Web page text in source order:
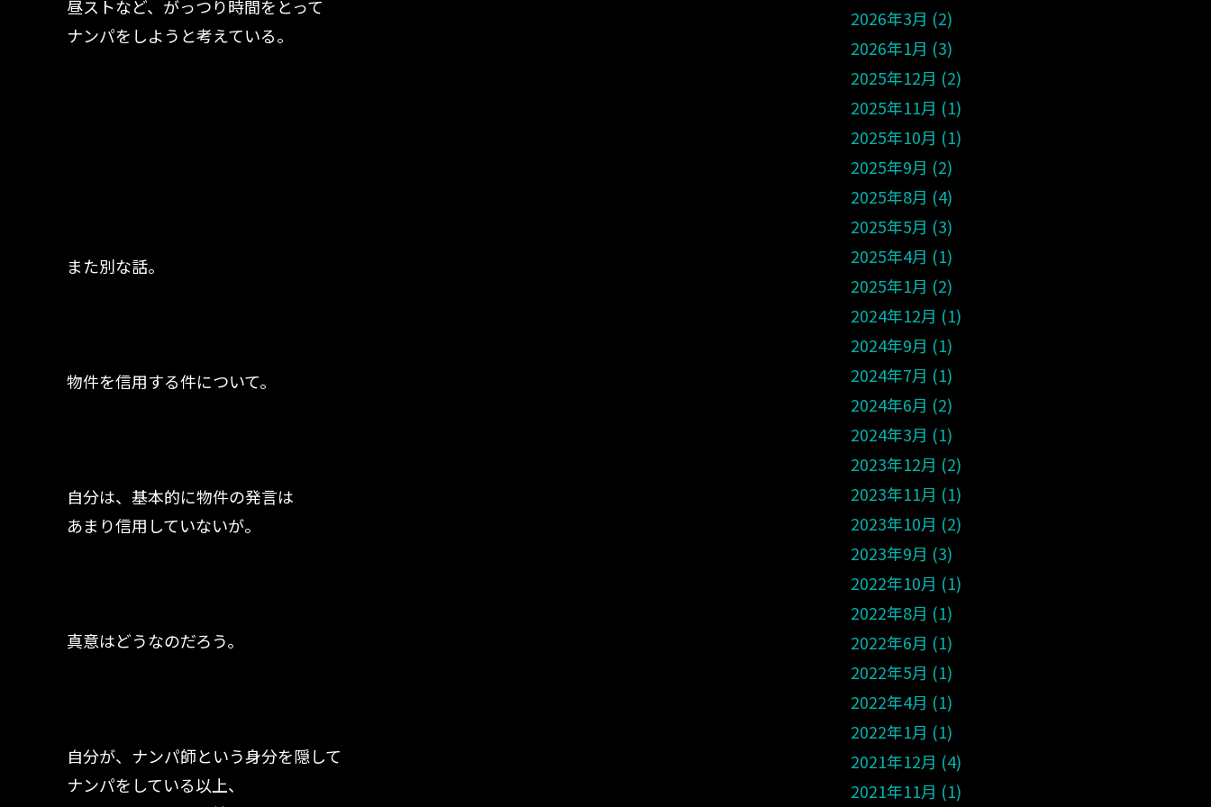
昼ストなど、がっつり時間をとって
ナンパをしようと考えている。
また別な話。
物件を信用する件について。
自分は、基本的に物件の発言は
あまり信用していないが。
真意はどうなのだろう。
自分が、ナンパ師という身分を隠して
ナンパをしている以上、
2026年3月 2
2026年1月 3
2025年12月 2
2025年11月
1
2025年10月
1
2025年9月 2
2025年8月 4
2025年5月 3
2025年4月
1
2025年1月 2
2024年12月
1
2024年9月
1
2024年7月
1
2024年6月 2
2024年3月
1
2023年12月 2
2023年11月
1
2023年10月 2
2023年9月 3
2022年10月
1
2022年8月
1
2022年6月
1
2022年5月
1
2022年4月
1
2022年1月
1
2021年12月 4
2021年11月
1